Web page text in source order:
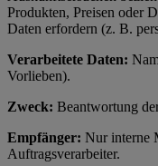
Produkten, Preisen oder
Daten erfordern (z. B.
Verarbeitete Daten:
Vorlieben).
Zweck: Beantwortung
Empfänger: Nur interne
Auftragsverarbeiter.